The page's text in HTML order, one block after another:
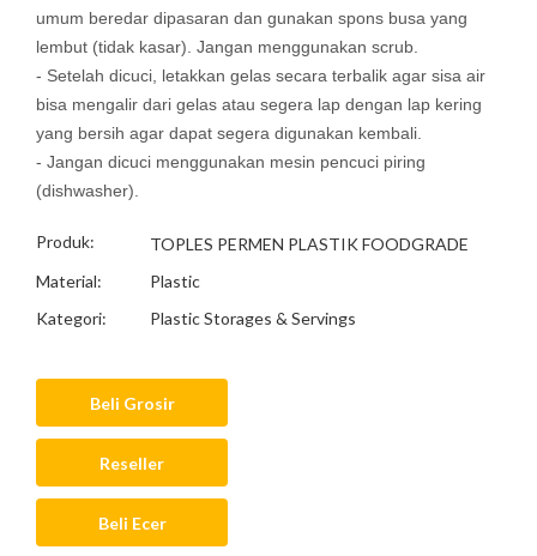
umum beredar dipasaran dan gunakan spons busa yang
lembut (tidak kasar). Jangan menggunakan scrub.
- Setelah dicuci, letakkan gelas secara terbalik agar sisa air
bisa mengalir dari gelas atau segera lap dengan lap kering
yang bersih agar dapat segera digunakan kembali.
- Jangan dicuci menggunakan mesin pencuci piring
(dishwasher).
Produk:
TOPLES PERMEN PLASTIK FOODGRADE
Material:
Plastic
Kategori:
Plastic Storages & Servings
Beli Grosir
Reseller
Beli Ecer